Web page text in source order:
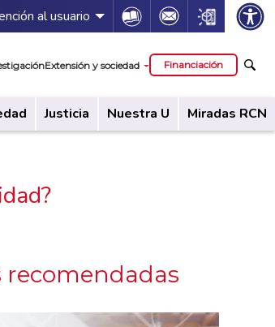
al usuario Icon Icon Icon
Extensión y sociedad Financiación
Justicia Nuestra U Miradas RCN
recomendadas